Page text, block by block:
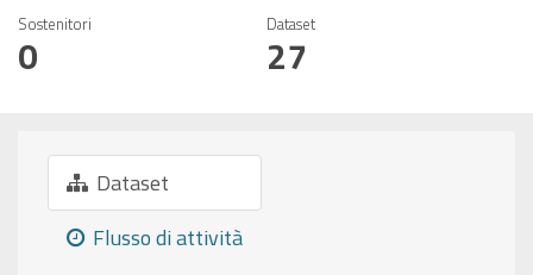
Sostenitori
0
Dataset
27
Dataset
Flusso di attività